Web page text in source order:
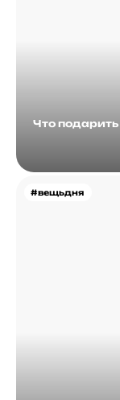
Что
#вещьдня